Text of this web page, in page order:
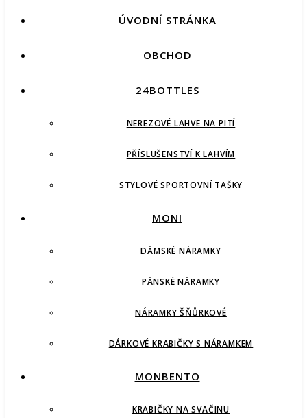
ÚVODNÍ STRÁNKA
OBCHOD
24BOTTLES
NEREZOVÉ LAHVE NA PITÍ
PŘÍSLUŠENSTVÍ K LAHVÍM
STYLOVÉ SPORTOVNÍ TAŠKY
MONI
DÁMSKÉ NÁRAMKY
PÁNSKÉ NÁRAMKY
NÁRAMKY ŠŇŮRKOVÉ
DÁRKOVÉ KRABIČKY S NÁRAMKEM
MONBENTO
KRABIČKY NA SVAČINU